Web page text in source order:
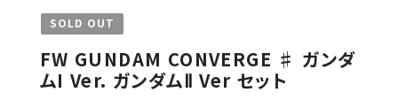
SOLD OUT
FW GUNDAM CONVERGE ♯ ガンダ
ムI Ver. ガンダムⅡ Ver セット